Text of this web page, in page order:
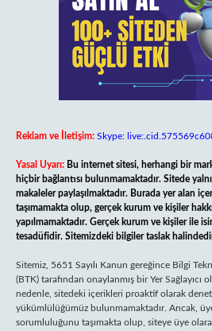
Reklam ve İletişim: Skype:
Yasal Uyarı: Bu internet sitesi, herhangi bir
hiçbir bağlantısı bulunmamaktadır. Sitede
makaleler paylaşılmaktadır. Burada yer alan
taşımamakta olup, gerçek kurum ve kişiler
yapılmamaktadır. Gerçek kurum ve kişiler ile
tesadüfidir. Sitemizdeki bilgiler taslak
Sitemiz, 5651 Sayılı Kanun gereğince Bilgi
(BTK) tarafından onaylanmış bir Yer Sağlayıcı
nedenle, sitedeki içerikleri proaktif olarak
yükümlülüğümüz bulunmamaktadır. Ancak,
sorumluluğunu taşımakta olup, siteye üye